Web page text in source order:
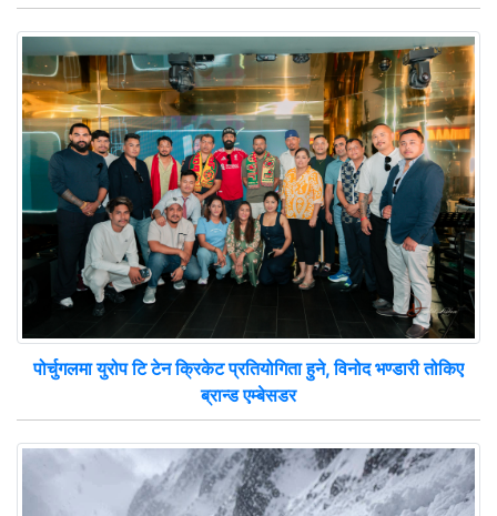
पोर्चुगलमा युरोप टि टेन क्रिकेट प्रतियोगिता हुने, विनोद भण्डारी तोकिए
ब्रान्ड एम्बेसडर